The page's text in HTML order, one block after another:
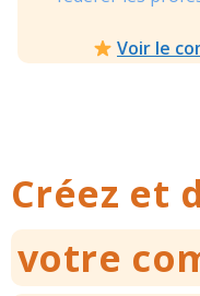
Voir le
Créez et
votre